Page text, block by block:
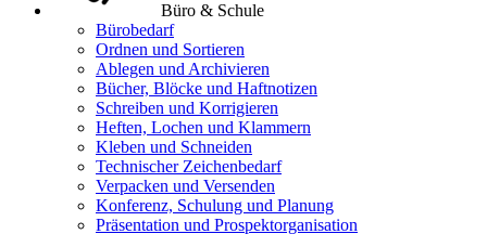
Büro & Schule
Bürobedarf
Ordnen und Sortieren
Ablegen und Archivieren
Bücher, Blöcke und Haftnotizen
Schreiben und Korrigieren
Heften, Lochen und Klammern
Kleben und Schneiden
Technischer Zeichenbedarf
Verpacken und Versenden
Konferenz, Schulung und Planung
Präsentation und Prospektorganisation